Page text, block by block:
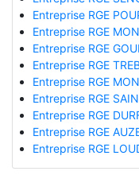
Entreprise RGE
Entreprise RGE
Entreprise RGE
Entreprise RGE
Entreprise RGE
Entreprise RGE
Entreprise RGE
Entreprise RGE
Entreprise RGE